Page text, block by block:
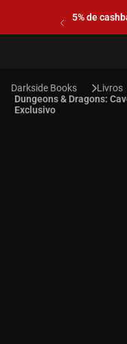
5% de
Livros
Dungeons & Dragons:
Exclusivo